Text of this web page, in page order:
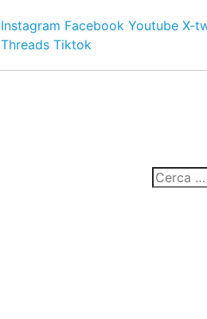
Instagram Facebook Youtube X-
Threads Tiktok